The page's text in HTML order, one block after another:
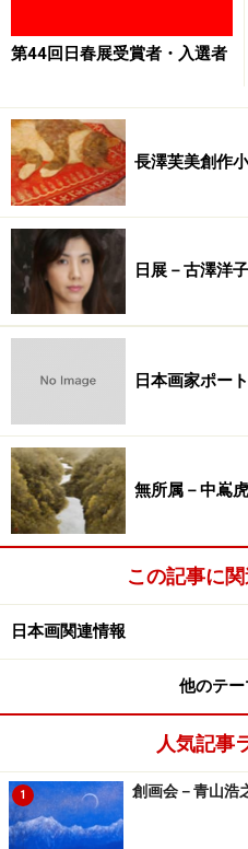
都国立近代美術館／東京都
県立近代美術館／福井県立
敷市立美術館／京都市美術
本市立美術館／姫路市立美
美術館／山種美術館／北野美
可雄［笠原］（1912－
義夫
［高木］（1923－
馬三枝美術館
義躬［佐竹］（1749－
吉信［狩野］（1552－
賀県立近代美術館／愛知県
美術館／佐久市立近代美術
芳幾［落合］（1833－
※記事内容は執筆時点のものです
い。
第44回日春展受賞者・入選者
長澤芙美創作
日展－古澤洋
日本画家ポー
無所属－中嶌
この記事に
日本画関連情報
他のテ
人気記事
1 創画会－青山浩